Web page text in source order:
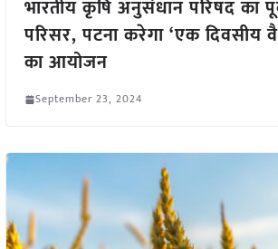
भारतीय कृषि अनुसंधान परिषद का
परिसर, पटना करेगा ‘एक दिवसीय
का आयोजन
September 23, 2024